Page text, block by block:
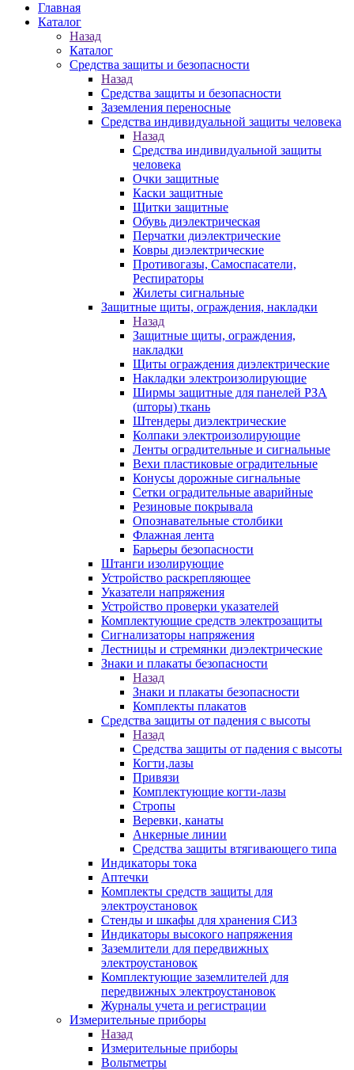
Главная
Каталог
Назад
Каталог
Средства защиты и безопасности
Назад
Средства защиты и безопасности
Заземления переносные
Средства индивидуальной защиты человека
Назад
Средства индивидуальной защиты
человека
Очки защитные
Каски защитные
Щитки защитные
Обувь диэлектрическая
Перчатки диэлектрические
Ковры диэлектрические
Противогазы, Самоспасатели,
Респираторы
Жилеты сигнальные
Защитные щиты, ограждения, накладки
Назад
Защитные щиты, ограждения,
накладки
Щиты ограждения диэлектрические
Накладки электроизолирующие
Ширмы защитные для панелей РЗА
(шторы) ткань
Штендеры диэлектрические
Колпаки электроизолирующие
Ленты оградительные и сигнальные
Вехи пластиковые оградительные
Конусы дорожные сигнальные
Сетки оградительные аварийные
Резиновые покрывала
Опознавательные столбики
Флажная лента
Барьеры безопасности
Штанги изолирующие
Устройство раскрепляющее
Указатели напряжения
Устройство проверки указателей
Комплектующие средств электрозащиты
Сигнализаторы напряжения
Лестницы и стремянки диэлектрические
Знаки и плакаты безопасности
Назад
Знаки и плакаты безопасности
Комплекты плакатов
Средства защиты от падения с высоты
Назад
Средства защиты от падения с высоты
Когти,лазы
Привязи
Комплектующие когти-лазы
Стропы
Веревки, канаты
Анкерные линии
Средства защиты втягивающего типа
Индикаторы тока
Аптечки
Комплекты средств защиты для
электроустановок
Стенды и шкафы для хранения СИЗ
Индикаторы высокого напряжения
Заземлители для передвижных
электроустановок
Комплектующие заземлителей для
передвижных электроустановок
Журналы учета и регистрации
Измерительные приборы
Назад
Измерительные приборы
Вольтметры